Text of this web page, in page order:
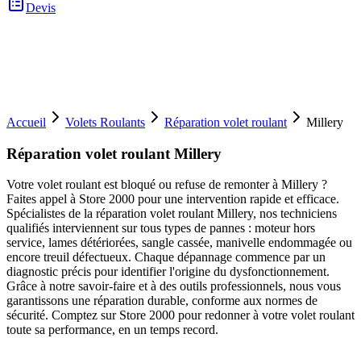
Devis
Accueil Volets Roulants Réparation volet roulant Millery
Réparation volet roulant Millery
Votre volet roulant est bloqué ou refuse de remonter à Millery ?
Faites appel à Store 2000 pour une intervention rapide et efficace.
Spécialistes de la réparation volet roulant Millery, nos techniciens
qualifiés interviennent sur tous types de pannes : moteur hors
service, lames détériorées, sangle cassée, manivelle endommagée ou
encore treuil défectueux. Chaque dépannage commence par un
diagnostic précis pour identifier l'origine du dysfonctionnement.
Grâce à notre savoir-faire et à des outils professionnels, nous vous
garantissons une réparation durable, conforme aux normes de
sécurité. Comptez sur Store 2000 pour redonner à votre volet roulant
toute sa performance, en un temps record.